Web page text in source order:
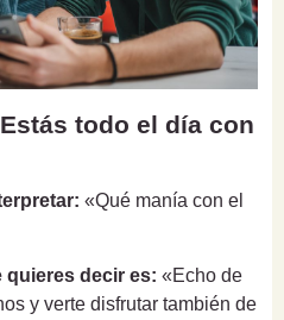
todo el día con
«Qué manía con el
quieres decir es: «Echo de
y verte disfrutar también de